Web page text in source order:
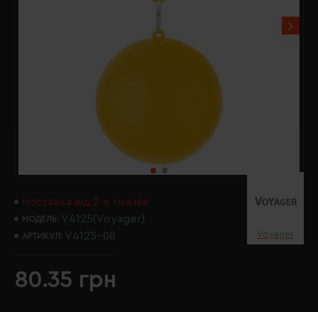
поставка від 2-х тижнів
МОДЕЛЬ: V4125(Voyager)
АРТИКУЛ: V4125-08 Voyager
80.35 грн